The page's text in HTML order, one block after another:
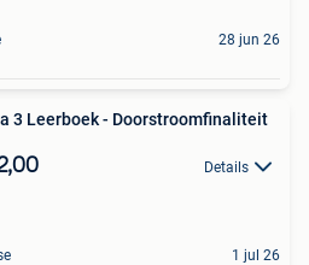
28 jun 26
3 Leerboek - Doorstroomfinaliteit
Details
1 jul 26